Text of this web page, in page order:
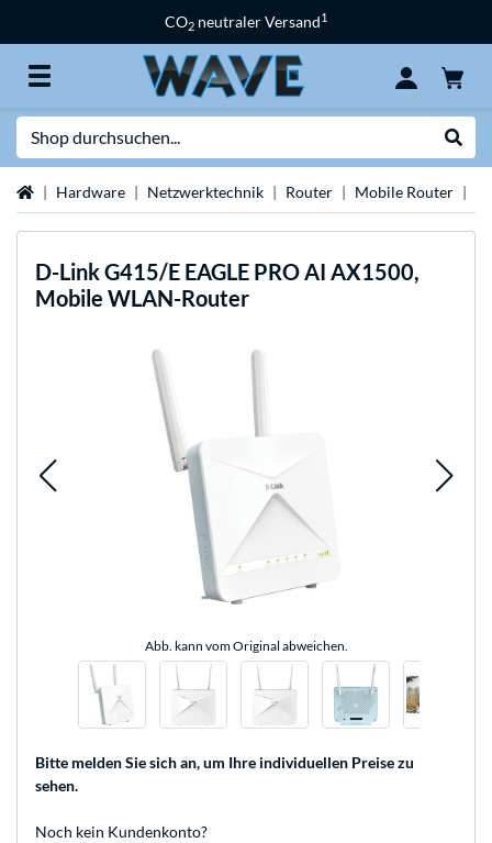
CO2 neutraler Versand1
StartseiteHardware Netzwerktechnik Router Mobile Router
D-LinkG415/E EAGLE PRO AI AX1500,
Mobile WLAN-Router
Abb. kann vom Original abweichen.
Bitte melden Sie sich an, um Ihre individuellen Preise zu
sehen.
Noch kein Kundenkonto?